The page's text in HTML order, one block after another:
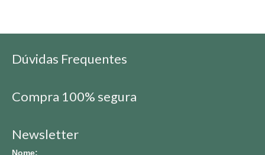
Dúvidas Frequentes
Compra 100% segura
Newsletter
Nome: